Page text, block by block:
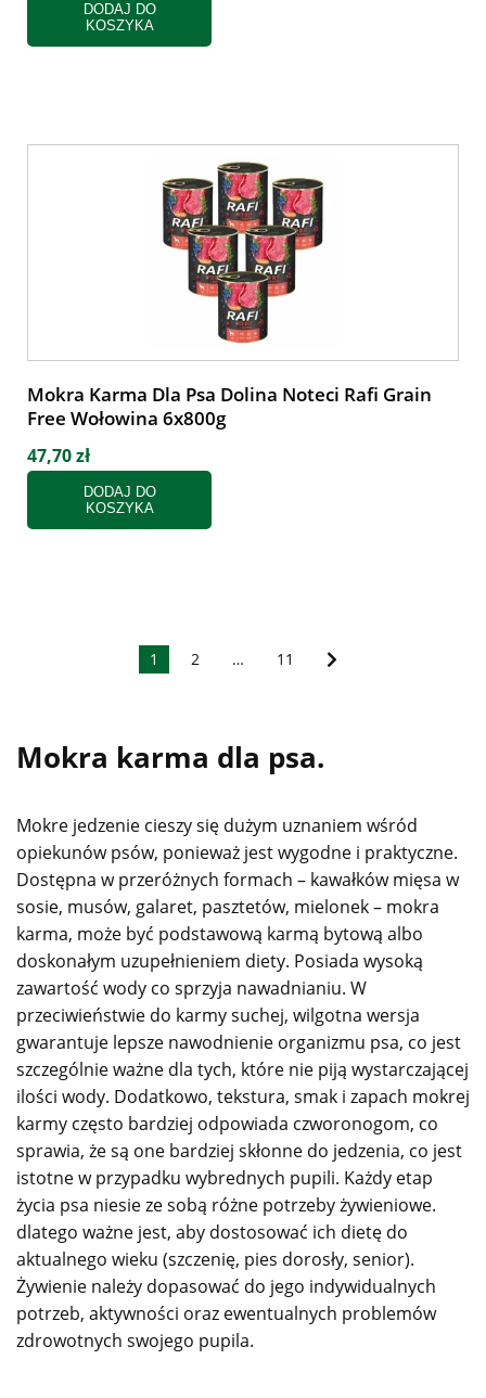
DODAJ DO
KOSZYKA
Mokra Karma Dla Psa Dolina Noteci Rafi Grain
Free Wołowina 6x800g
47,70 zł
DODAJ DO
KOSZYKA
1 2 … 11
Mokra karma dla psa.
Mokre jedzenie cieszy się dużym uznaniem wśród
opiekunów psów, ponieważ jest wygodne i praktyczne.
Dostępna w przeróżnych formach – kawałków mięsa w
sosie, musów, galaret, pasztetów, mielonek – mokra
karma, może być podstawową karmą bytową albo
doskonałym uzupełnieniem diety. Posiada wysoką
zawartość wody co sprzyja nawadnianiu. W
przeciwieństwie do karmy suchej, wilgotna wersja
gwarantuje lepsze nawodnienie organizmu psa, co jest
szczególnie ważne dla tych, które nie piją wystarczającej
ilości wody. Dodatkowo, tekstura, smak i zapach mokrej
karmy często bardziej odpowiada czworonogom, co
sprawia, że są one bardziej skłonne do jedzenia, co jest
istotne w przypadku wybrednych pupili. Każdy etap
życia psa niesie ze sobą różne potrzeby żywieniowe.
dlatego ważne jest, aby dostosować ich dietę do
aktualnego wieku (szczenię, pies dorosły, senior).
Żywienie należy dopasować do jego indywidualnych
potrzeb, aktywności oraz ewentualnych problemów
zdrowotnych swojego pupila.